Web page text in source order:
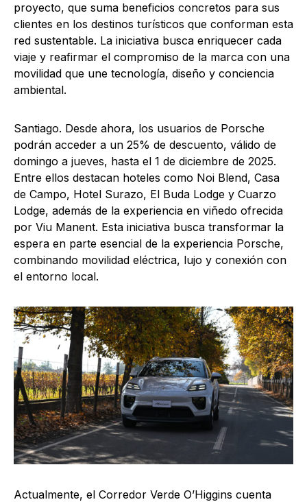
proyecto, que suma beneficios concretos para sus
clientes en los destinos turísticos que conforman esta
red sustentable. La iniciativa busca enriquecer cada
viaje y reafirmar el compromiso de la marca con una
movilidad que une tecnología, diseño y conciencia
ambiental.
Santiago. Desde ahora, los usuarios de Porsche
podrán acceder a un 25% de descuento, válido de
domingo a jueves, hasta el 1 de diciembre de 2025.
Entre ellos destacan hoteles como Noi Blend, Casa
de Campo, Hotel Surazo, El Buda Lodge y Cuarzo
Lodge, además de la experiencia en viñedo ofrecida
por Viu Manent. Esta iniciativa busca transformar la
espera en parte esencial de la experiencia Porsche,
combinando movilidad eléctrica, lujo y conexión con
el entorno local.
Actualmente, el Corredor Verde O’Higgins cuenta